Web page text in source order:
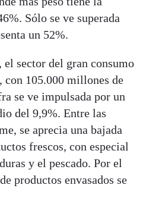
Sólo se ve superada
un 52%.
sector del gran consumo
con 105.000 millones de
se ve impulsada por un
del 9,9%. Entre las
se aprecia una bajada
frescos, con especial
y el pescado. Por el
productos envasados se